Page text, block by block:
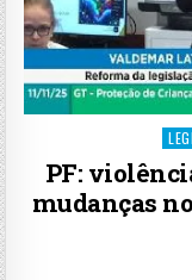
PF:
mudanças